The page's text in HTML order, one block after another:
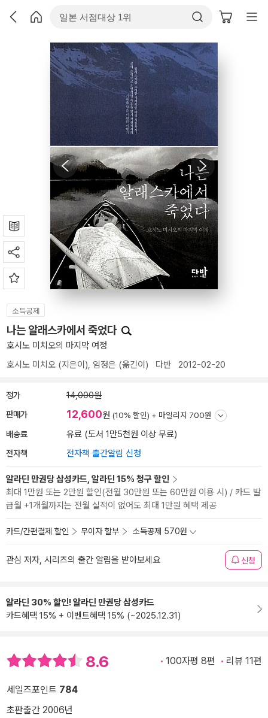
소득공제
나는 알래스카에서 죽었다
호시노 미치오의 마지막 여정
호시노 미치오 (지은이), 임정은 (옮긴이) 다반 2012-02-20
정가 14,000원
판매가 12,600원 (10% 할인) + 마일리지 700원
배송료 유료 (도서 1만5천원 이상 무료)
전자책 전자책 출간알림 신청
알라딘 만권당 삼성카드, 알라딘 15% 청구 할인
최대 1만원 또는 2만원 할인(전월 30만원 또는 60만원 이용 시) / 카드 발
급월 +1개월까지는 전월 실적이 없어도 최대 1만원 혜택 제공
카드/간편결제 할인 무이자 할부 소득공제 570원
관심 저자, 시리즈의 출간 알림을 받아보세요 신청
알라딘 30% 할인! 알라딘 만권당 삼성카드
카드혜택 15% + 이벤트혜택 15% (~2025.12.31)
8.6 100자평 8편 리뷰 11편
세일즈포인트 784
초판출간 2006년